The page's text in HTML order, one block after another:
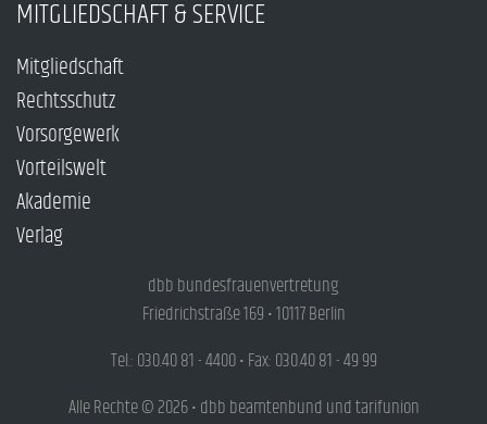
MITGLIEDSCHAFT & SERVICE
Mitgliedschaft
Rechtsschutz
Vorsorgewerk
Vorteilswelt
Akademie
Verlag
dbb bundesfrauenvertretung
Friedrichstraße 169 • 10117 Berlin
Tel.: 030.40 81 - 4400 • Fax: 030.40 81 - 49 99
Alle Rechte © 2026 • dbb beamtenbund und tarifunion